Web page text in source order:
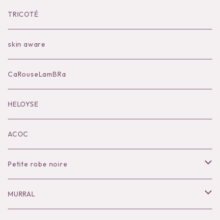
Bilitis dix-sept ans
Outer
Bag
Accessories
Black series
KOKO別注
TRICOTÉ
skin aware
CaRouseLamBRa
HELOYSE
ACOC
Petite robe noire
Necklace
MURRAL